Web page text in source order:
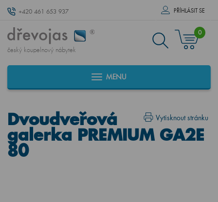
+420 461 653 937 PŘÍHLÁSIT SE
český koupelnový nábytek
0
MENU
Vytisknout stránku
Dvoudveřová
galerka PREMIUM GA2E
80